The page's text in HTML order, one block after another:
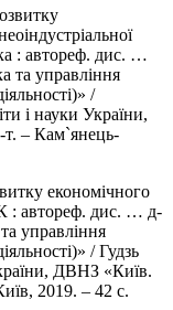
: автореф. дис. …
та управління
/
і науки України,
т. – Кам`янець-
економічного
: автореф. дис. … д-
управління
/ Гудзь
ДВНЗ «Київ.
2019. – 42 с.